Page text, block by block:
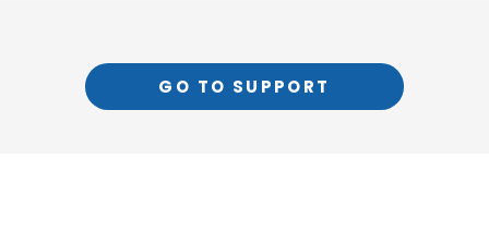
GO TO SUPPORT